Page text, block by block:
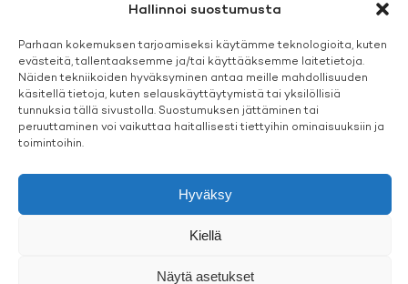
Hallinnoi suostumusta
Parhaan kokemuksen tarjoamiseksi käytämme teknologioita, kuten
evästeitä, tallentaaksemme ja/tai käyttääksemme laitetietoja.
Näiden tekniikoiden hyväksyminen antaa meille mahdollisuuden
käsitellä tietoja, kuten selauskäyttäytymistä tai yksilöllisiä
tunnuksia tällä sivustolla. Suostumuksen jättäminen tai
peruuttaminen voi vaikuttaa haitallisesti tiettyihin ominaisuuksiin ja
toimintoihin.
Hyväksy
Kiellä
Näytä asetukset
LASERCENTER
info@lasercenter.fi
Erkyläntie 5, 11130 Riihimäki